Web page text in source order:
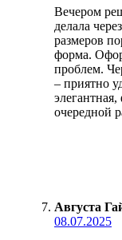
Вечером
делала
размеров
форма.
проблем.
– приятно
очередной
Августа
08.07.2025